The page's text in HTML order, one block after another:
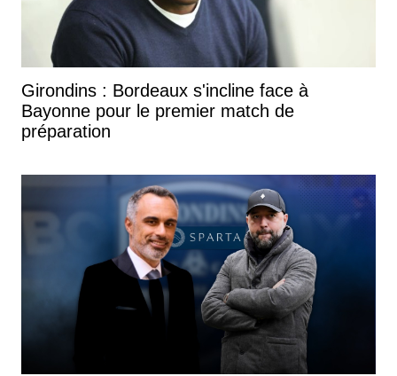
Girondins : Bordeaux s'incline face à
Bayonne pour le premier match de
préparation